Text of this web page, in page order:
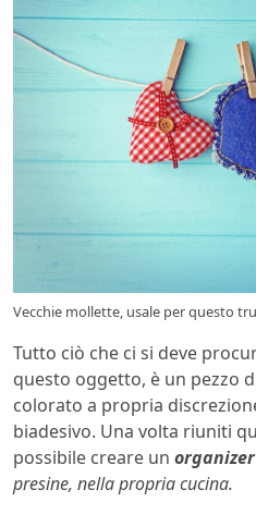
Vecchie mollette, usale per questo
Tutto ciò che ci si deve
questo oggetto, è un pezzo
colorato a propria
biadesivo. Una volta riuniti
possibile creare un organizer
presine, nella propria cucina.